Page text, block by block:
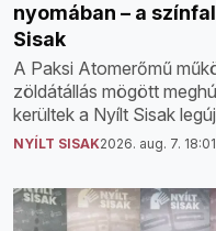
nyomában – a
Sisak
A Paksi Atomerőmű
zöldátállás mögött
kerültek a Nyílt Sisak
NYÍLT SISAK2026. aug. 7. 18:01